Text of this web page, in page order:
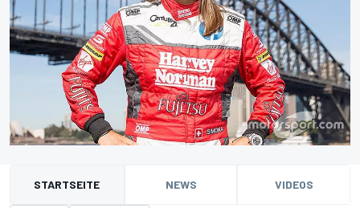
STARTSEITE NEWS VIDEOS